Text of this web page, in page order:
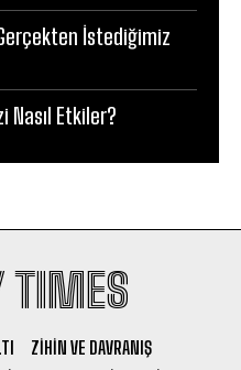
İstediğimiz
Nasıl Etkiler?
TIMES
ZIHIN VE DAVRANIŞ